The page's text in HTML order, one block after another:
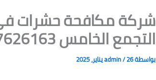
شركة مكافحة حشرات
التجمع الخامس 01067626163
بواسطة admin/26 يناير، 2025